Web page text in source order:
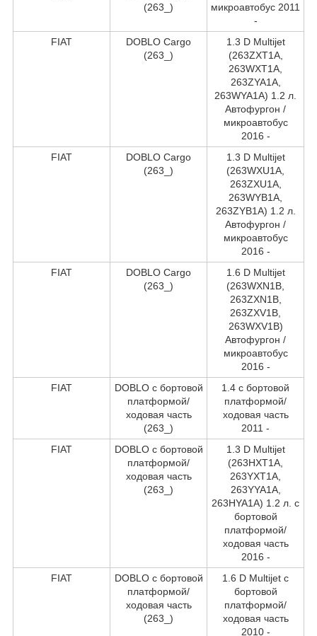
(263_)
микроавтобус 2011
-
FIAT
DOBLO Cargo
(263_)
1.3 D Multijet
(263ZXT1A,
263WXT1A,
263ZYA1A,
263WYA1A) 1.2 л.
Автофургон /
микроавтобус
2016 -
FIAT
DOBLO Cargo
(263_)
1.3 D Multijet
(263WXU1A,
263ZXU1A,
263WYB1A,
263ZYB1A) 1.2 л.
Автофургон /
микроавтобус
2016 -
FIAT
DOBLO Cargo
(263_)
1.6 D Multijet
(263WXN1B,
263ZXN1B,
263ZXV1B,
263WXV1B)
Автофургон /
микроавтобус
2016 -
FIAT
DOBLO c бортовой
платформой/
ходовая часть
(263_)
1.4 c бортовой
платформой/
ходовая часть
2011 -
FIAT
DOBLO c бортовой
платформой/
ходовая часть
(263_)
1.3 D Multijet
(263HXT1A,
263YXT1A,
263YYA1A,
263HYA1A) 1.2 л. c
бортовой
платформой/
ходовая часть
2016 -
FIAT
DOBLO c бортовой
платформой/
ходовая часть
(263_)
1.6 D Multijet c
бортовой
платформой/
ходовая часть
2010 -